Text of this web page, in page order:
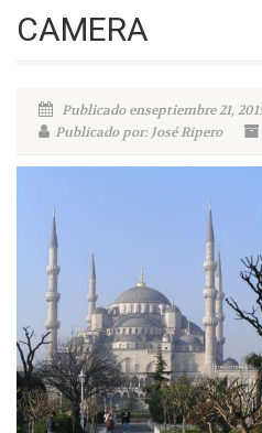
CAMERA
Publicado enseptiembre 21,
Publicado por: José Ripero